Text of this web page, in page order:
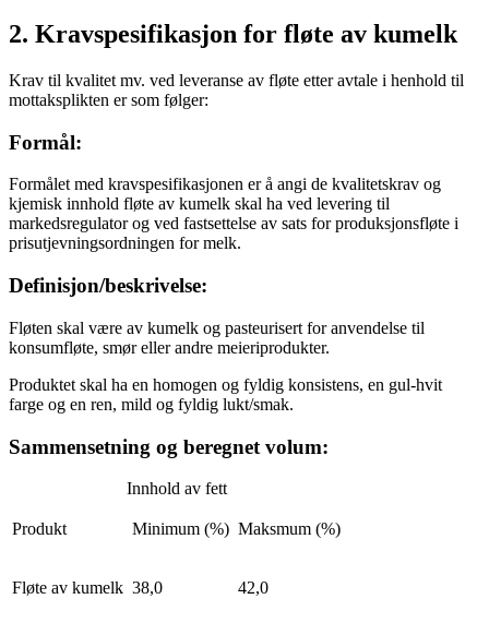
2. Kravspesifikasjon for fløte av kumelk
Krav til kvalitet mv. ved leveranse av fløte etter avtale i henhold til
mottaksplikten er som følger:
Formål:
Formålet med kravspesifikasjonen er å angi de kvalitetskrav og
kjemisk innhold fløte av kumelk skal ha ved levering til
markedsregulator og ved fastsettelse av sats for produksjonsfløte i
prisutjevningsordningen for melk.
Definisjon/beskrivelse:
Fløten skal være av kumelk og pasteurisert for anvendelse til
konsumfløte, smør eller andre meieriprodukter.
Produktet skal ha en homogen og fyldig konsistens, en gul-hvit
farge og en ren, mild og fyldig lukt/smak.
Sammensetning og beregnet volum:
Innhold av fett
Produkt Minimum (%) Maksmum (%)
Fløte av kumelk 38,0 42,0